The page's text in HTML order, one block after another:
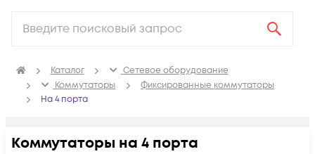
Каталог
Сетевое оборудование
Коммутаторы
Фиксированные коммутаторы
На 4 порта
Коммутаторы на 4 порта